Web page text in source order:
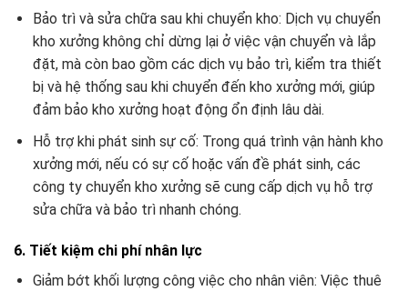
Bảo trì và sửa chữa sau khi chuyển kho: Dịch vụ chuyển
kho xưởng không chỉ dừng lại ở việc vận chuyển và lắp
đặt, mà còn bao gồm các dịch vụ bảo trì, kiểm tra thiết
bị và hệ thống sau khi chuyển đến kho xưởng mới, giúp
đảm bảo kho xưởng hoạt động ổn định lâu dài.
Hỗ trợ khi phát sinh sự cố: Trong quá trình vận hành kho
xưởng mới, nếu có sự cố hoặc vấn đề phát sinh, các
công ty chuyển kho xưởng sẽ cung cấp dịch vụ hỗ trợ
sửa chữa và bảo trì nhanh chóng.
6. Tiết kiệm chi phí nhân lực
Giảm bớt khối lượng công việc cho nhân viên: Việc thuê